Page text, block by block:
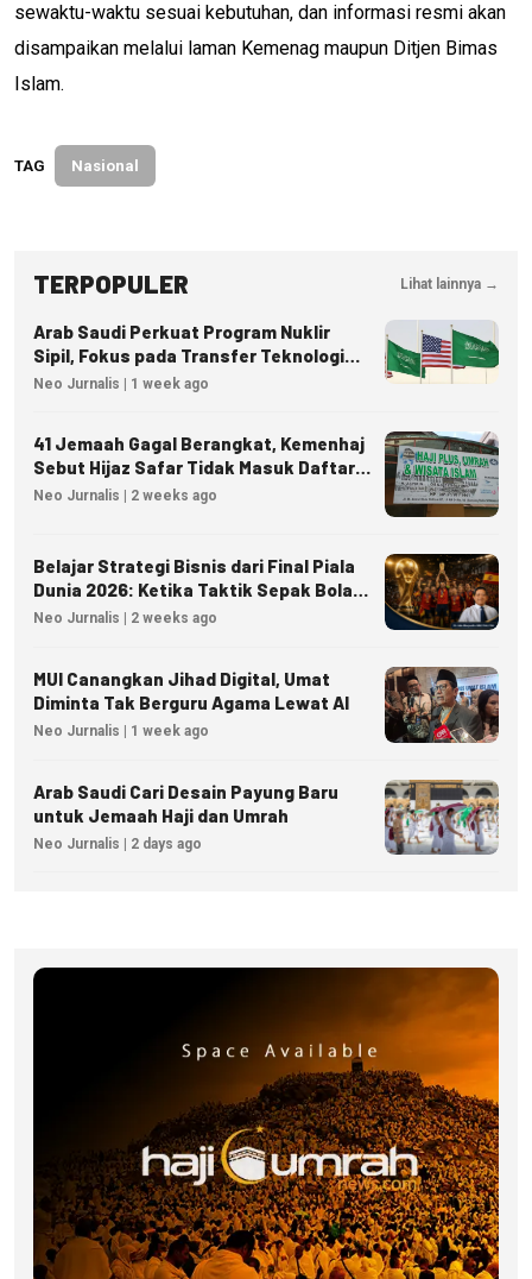
sewaktu-waktu sesuai kebutuhan, dan informasi resmi akan
disampaikan melalui laman Kemenag maupun Ditjen Bimas
Islam.
TAG Nasional
TERPOPULER Lihat lainnya →
Arab Saudi Perkuat Program Nuklir
Sipil, Fokus pada Transfer Teknologi
dan Kedaulatan Energi
Neo Jurnalis | 1 week ago
41 Jemaah Gagal Berangkat, Kemenhaj
Sebut Hijaz Safar Tidak Masuk Daftar
Resmi PPIU
Neo Jurnalis | 2 weeks ago
Belajar Strategi Bisnis dari Final Piala
Dunia 2026: Ketika Taktik Sepak Bola
Menjadi Inspirasi Kesuksesan Bisnis
Neo Jurnalis | 2 weeks ago
MUI Canangkan Jihad Digital, Umat
Diminta Tak Berguru Agama Lewat AI
Neo Jurnalis | 1 week ago
Arab Saudi Cari Desain Payung Baru
untuk Jemaah Haji dan Umrah
Neo Jurnalis | 2 days ago